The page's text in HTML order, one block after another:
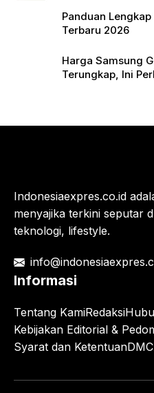
Panduan
Terbaru 2026
Harga Samsung
Terungkap, Ini
Indonesiaexpres.co.id
menyajika terkini seputar
teknologi, lifestyle.
Informasi
Tentang KamiRedaksi
Kebijakan Editorial &
Syarat dan Ketentuan